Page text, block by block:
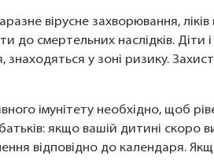
вірусне захворювання, ліків
до смертельних наслідків. Діти
у зоні ризику.
імунітету необхідно, щоб
якщо вашій дитині скоро
відповідно до календаря.